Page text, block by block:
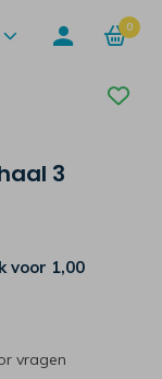
0
3
voor 1,00
vragen